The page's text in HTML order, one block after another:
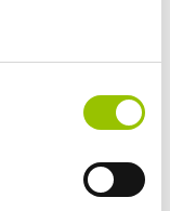
PDV? add_circle
add_circle